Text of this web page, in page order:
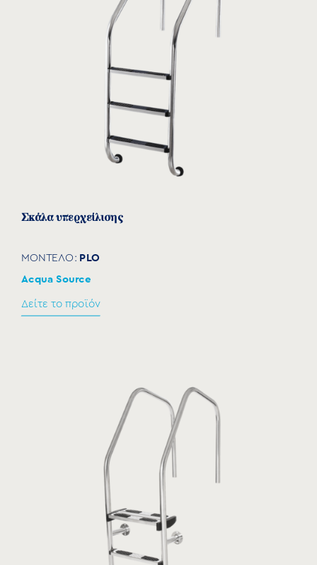
Σκάλα υπερχείλισης
ΜΟΝΤΕΛΟ: PLO
Acqua Source
Δείτε το προϊόν